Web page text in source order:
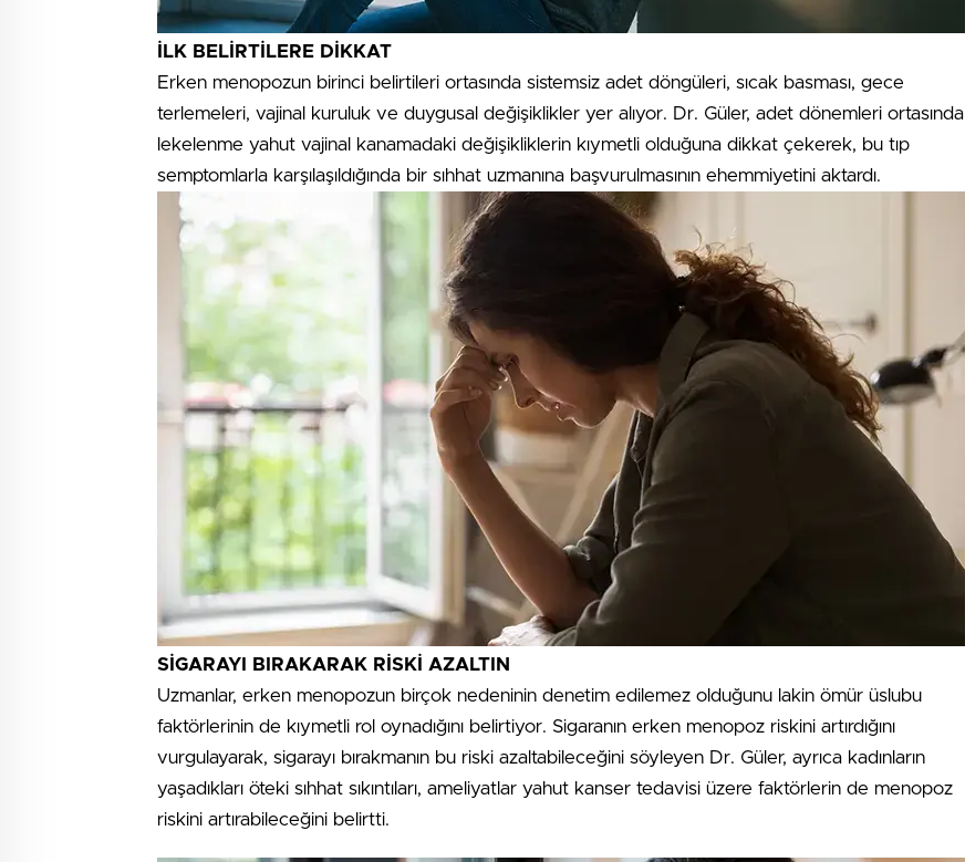
İLK BELİRTİLERE DİKKAT
Erken menopozun birinci belirtileri ortasında sistemsiz adet döngüleri, sıcak basması, gece
terlemeleri, vajinal kuruluk ve duygusal değişiklikler yer alıyor. Dr. Güler, adet dönemleri ortasında
lekelenme yahut vajinal kanamadaki değişikliklerin kıymetli olduğuna dikkat çekerek, bu tıp
semptomlarla karşılaşıldığında bir sıhhat uzmanına başvurulmasının ehemmiyetini aktardı.
SİGARAYI BIRAKARAK RİSKİ AZALTIN
Uzmanlar, erken menopozun birçok nedeninin denetim edilemez olduğunu lakin ömür üslubu
faktörlerinin de kıymetli rol oynadığını belirtiyor. Sigaranın erken menopoz riskini artırdığını
vurgulayarak, sigarayı bırakmanın bu riski azaltabileceğini söyleyen Dr. Güler, ayrıca kadınların
yaşadıkları öteki sıhhat sıkıntıları, ameliyatlar yahut kanser tedavisi üzere faktörlerin de menopoz
riskini artırabileceğini belirtti.